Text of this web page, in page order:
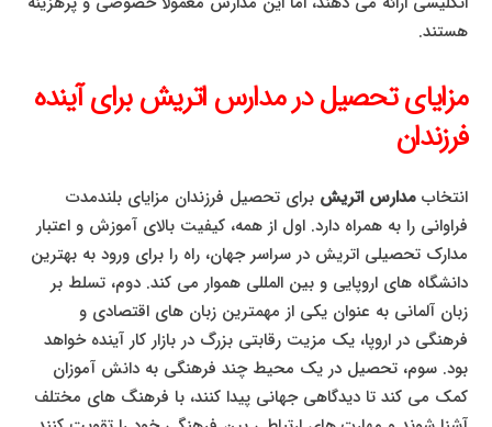
هستند.
مزایای تحصیل در مدارس اتریش برای آینده
فرزندان
انتخابمدارس اتریش برای تحصیل فرزندان مزایای بلندمدت
فراوانی را به همراه دارد. اول از همه، کیفیت بالای آموزش و اعتبار
مدارک تحصیلی اتریش در سراسر جهان، راه را برای ورود به بهترین
دانشگاه های اروپایی و بین المللی هموار می کند. دوم، تسلط بر
زبان آلمانی به عنوان یکی از مهمترین زبان های اقتصادی و
فرهنگی در اروپا، یک مزیت رقابتی بزرگ در بازار کار آینده خواهد
بود. سوم، تحصیل در یک محیط چند فرهنگی به دانش آموزان
کمک می کند تا دیدگاهی جهانی پیدا کنند، با فرهنگ های مختلف